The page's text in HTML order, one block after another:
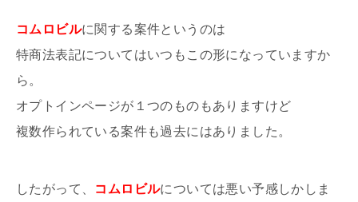
コムロビルに関する案件というのは
特商法表記についてはいつもこの形になっていますか
ら。
オプトインページが１つのものもありますけど
複数作られている案件も過去にはありました。
したがって、 コムロビルについては悪い予感しかしま